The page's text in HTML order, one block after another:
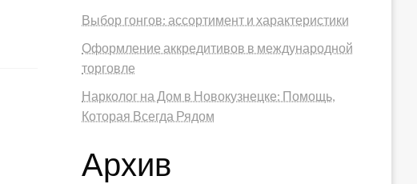
Выбор гонгов: ассортимент и характеристики
Оформление аккредитивов в международной
торговле
Нарколог на Дом в Новокузнецке: Помощь,
Которая Всегда Рядом
Архив